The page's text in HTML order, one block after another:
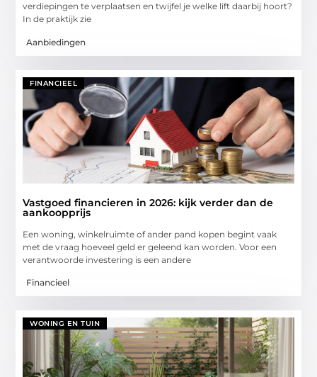
verdiepingen te verplaatsen en twijfel je welke lift daarbij hoort?
In de praktijk zie
Aanbiedingen
FINANCIEEL
Vastgoed financieren in 2026: kijk verder dan de
aankoopprijs
Een woning, winkelruimte of ander pand kopen begint vaak
met de vraag hoeveel geld er geleend kan worden. Voor een
verantwoorde investering is een andere
Financieel
WONING EN TUIN